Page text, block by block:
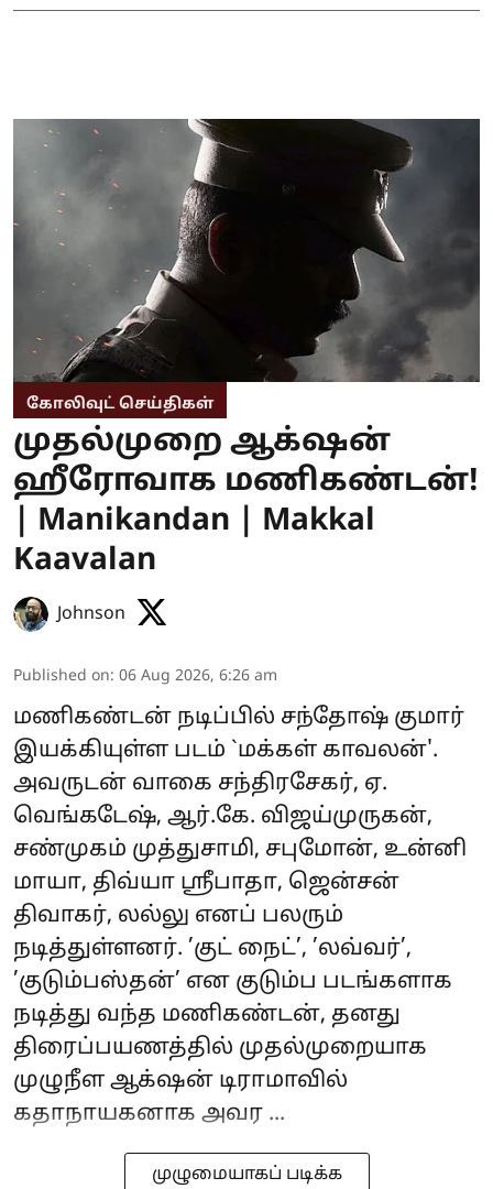
கோலிவுட் செய்திகள்
முதல்முறை ஆக்‌ஷன்
ஹீரோவாக மணிகண்டன்!
| Manikandan | Makkal
Kaavalan
Johnson
Published on: 06 Aug 2026, 6:26 am
மணிகண்டன் நடிப்பில் சந்தோஷ் குமார்
இயக்கியுள்ள படம் `மக்கள் காவலன்'.
அவருடன் வாகை சந்திரசேகர், ஏ.
வெங்கடேஷ், ஆர்.கே. விஜய்முருகன்,
சண்முகம் முத்துசாமி, சபுமோன், உன்னி
மாயா, திவ்யா ஸ்ரீபாதா, ஜென்சன்
திவாகர், லல்லு எனப் பலரும்
நடித்துள்ளனர். ’குட் நைட்’, ’லவ்வர்’,
’குடும்பஸ்தன்’ என குடும்ப படங்களாக
நடித்து வந்த மணிகண்டன், தனது
திரைப்பயணத்தில் முதல்முறையாக
முழுநீள ஆக்‌ஷன் டிராமாவில்
கதாநாயகனாக அவர ...
முழுமையாகப் படிக்க